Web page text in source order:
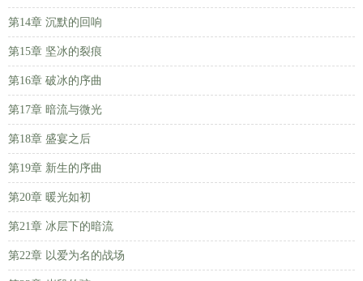
第14章 沉默的回响
第15章 坚冰的裂痕
第16章 破冰的序曲
第17章 暗流与微光
第18章 盛宴之后
第19章 新生的序曲
第20章 暖光如初
第21章 冰层下的暗流
第22章 以爱为名的战场